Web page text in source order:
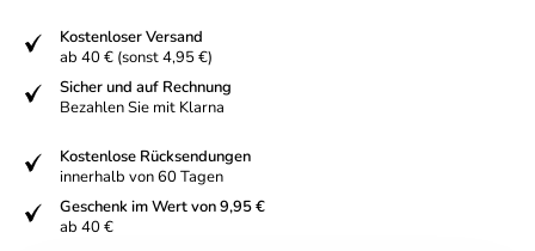
Kostenloser Versand
ab 40 € (sonst 4,95 €)
Sicher und auf Rechnung
Bezahlen Sie mit Klarna
Kostenlose Rücksendungen
innerhalb von 60 Tagen
Geschenk im Wert von 9,95 €
ab 40 €